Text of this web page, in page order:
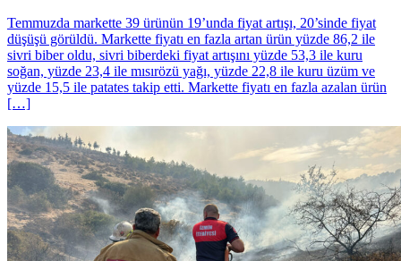
Temmuzda markette 39 ürünün 19’unda fiyat artışı, 20’sinde fiyat
düşüşü görüldü. Markette fiyatı en fazla artan ürün yüzde 86,2 ile
sivri biber oldu, sivri biberdeki fiyat artışını yüzde 53,3 ile kuru
soğan, yüzde 23,4 ile mısırözü yağı, yüzde 22,8 ile kuru üzüm ve
yüzde 15,5 ile patates takip etti. Markette fiyatı en fazla azalan ürün
[…]